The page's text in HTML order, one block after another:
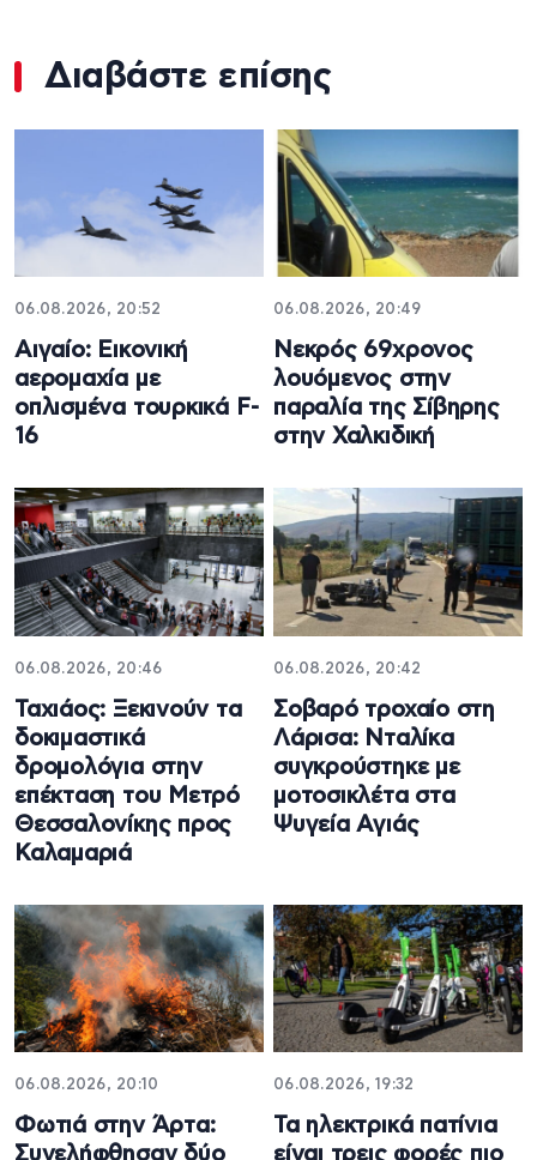
Διαβάστε επίσης
06.08.2026, 20:52
Αιγαίο: Εικονική
αερομαχία με
οπλισμένα τουρκικά F-
16
06.08.2026, 20:49
Νεκρός 69χρονος
λουόμενος στην
παραλία της Σίβηρης
στην Χαλκιδική
06.08.2026, 20:46
Ταχιάος: Ξεκινούν τα
δοκιμαστικά
δρομολόγια στην
επέκταση του Μετρό
Θεσσαλονίκης προς
Καλαμαριά
06.08.2026, 20:42
Σοβαρό τροχαίο στη
Λάρισα: Νταλίκα
συγκρούστηκε με
μοτοσικλέτα στα
Ψυγεία Αγιάς
06.08.2026, 20:10
Φωτιά στην Άρτα:
Συνελήφθησαν δύο
06.08.2026, 19:32
Τα ηλεκτρικά πατίνια
είναι τρεις φορές πιο